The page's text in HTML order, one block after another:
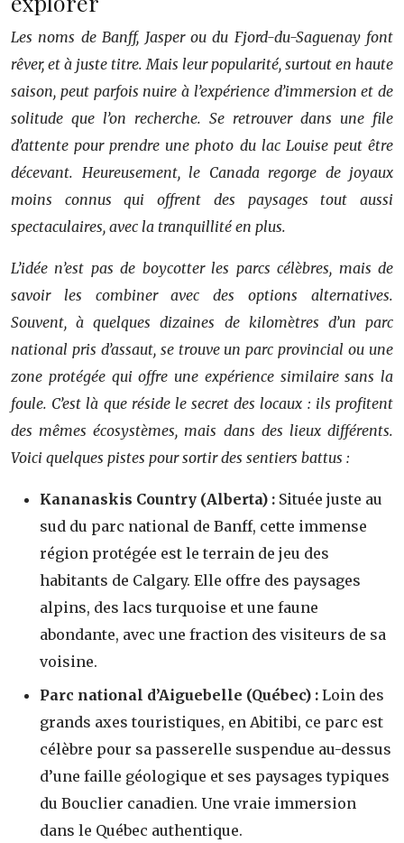
Les noms de Banff, Jasper ou du Fjord-du-Saguenay font
rêver, et à juste titre. Mais leur popularité, surtout en haute
saison, peut parfois nuire à l’expérience d’immersion et de
solitude que l’on recherche. Se retrouver dans une file
d’attente pour prendre une photo du lac Louise peut être
décevant. Heureusement, le Canada regorge de joyaux
moins connus qui offrent des paysages tout aussi
spectaculaires, avec la tranquillité en plus.
L’idée n’est pas de boycotter les parcs célèbres, mais de
savoir les combiner avec des options alternatives.
Souvent, à quelques dizaines de kilomètres d’un parc
national pris d’assaut, se trouve un parc provincial ou une
zone protégée qui offre une expérience similaire sans la
foule. C’est là que réside le secret des locaux : ils profitent
des mêmes écosystèmes, mais dans des lieux différents.
Voici quelques pistes pour sortir des sentiers battus :
Kananaskis Country (Alberta) : Située juste au
sud du parc national de Banff, cette immense
région protégée est le terrain de jeu des
habitants de Calgary. Elle offre des paysages
alpins, des lacs turquoise et une faune
abondante, avec une fraction des visiteurs de sa
voisine.
Parc national d’Aiguebelle (Québec) : Loin des
grands axes touristiques, en Abitibi, ce parc est
célèbre pour sa passerelle suspendue au-dessus
d’une faille géologique et ses paysages typiques
du Bouclier canadien. Une vraie immersion
dans le Québec authentique.